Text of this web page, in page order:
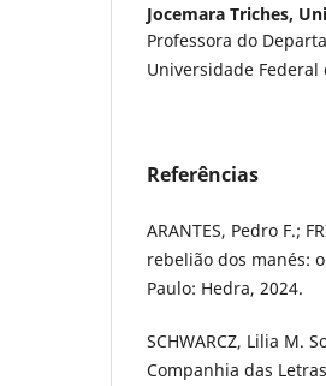
Jocemara Triches,
Professora do
Universidade Federal
Referências
ARANTES, Pedro F.;
rebelião dos manés:
Paulo: Hedra, 2024.
SCHWARCZ, Lilia M.
Companhia das